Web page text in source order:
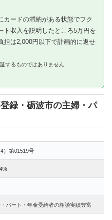
カードの滞納がある状態でフク
ト収入を説明したところ5万円を
担は2,000円以下で計画的に返せ
するものではありません
録・砺波市の主婦・パ
）第01519号
パート・年金受給者の相談実績豊富